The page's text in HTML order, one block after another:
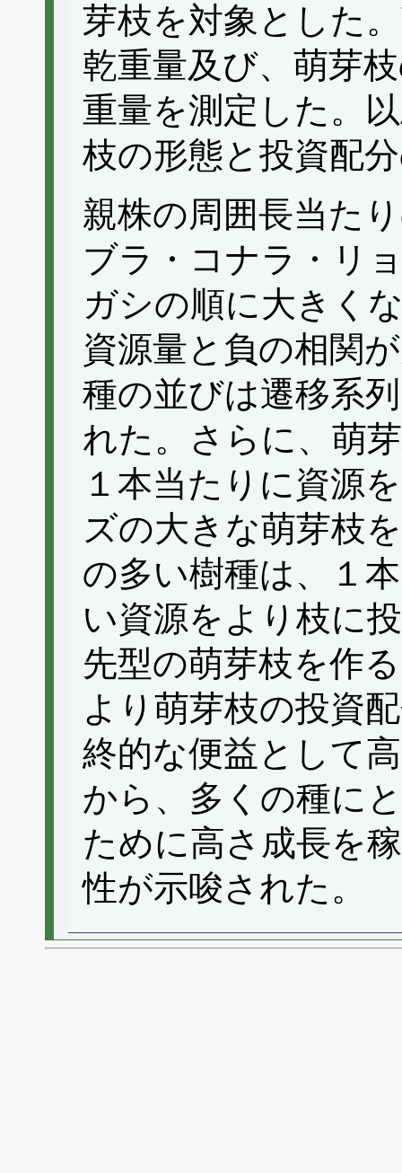
芽枝を対象とした
乾重量及び、萌芽
重量を測定した。
枝の形態と投資配
親株の周囲長当た
ブラ・コナラ・リ
ガシの順に大きく
資源量と負の相関
種の並びは遷移系
れた。さらに、萌
１本当たりに資源
ズの大きな萌芽枝
の多い樹種は、１
い資源をより枝に
先型の萌芽枝を作
より萌芽枝の投資
終的な便益として
から、多くの種に
ために高さ成長を
性が示唆された。